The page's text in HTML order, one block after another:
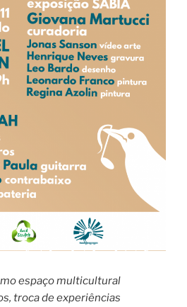
espaço multicultural
troca de experiências